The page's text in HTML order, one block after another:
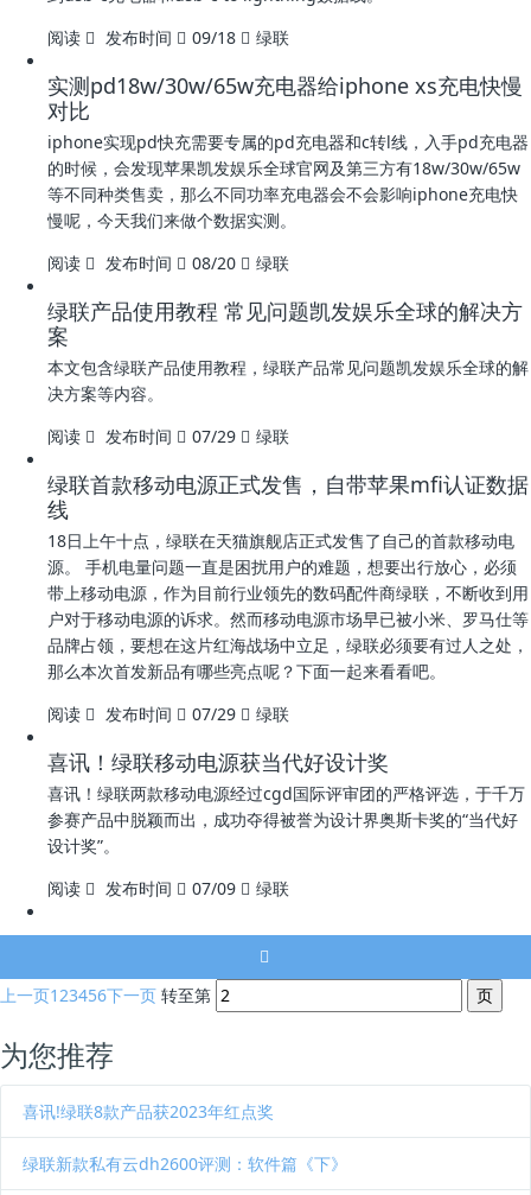
阅读
发布时间 09/18 绿联
实测pd18w/30w/65w充电器给iphone xs充电快慢
对比
iphone实现pd快充需要专属的pd充电器和c转l线，入手pd充电器
的时候，会发现苹果凯发娱乐全球官网及第三方有18w/30w/65w
等不同种类售卖，那么不同功率充电器会不会影响iphone充电快
慢呢，今天我们来做个数据实测。
阅读
发布时间 08/20 绿联
绿联产品使用教程 常见问题凯发娱乐全球的解决方
案
本文包含绿联产品使用教程，绿联产品常见问题凯发娱乐全球的解
决方案等内容。
阅读
发布时间 07/29 绿联
绿联首款移动电源正式发售，自带苹果mfi认证数据
线
18日上午十点，绿联在天猫旗舰店正式发售了自己的首款移动电
源。 手机电量问题一直是困扰用户的难题，想要出行放心，必须
带上移动电源，作为目前行业领先的数码配件商绿联，不断收到用
户对于移动电源的诉求。然而移动电源市场早已被小米、罗马仕等
品牌占领，要想在这片红海战场中立足，绿联必须要有过人之处，
那么本次首发新品有哪些亮点呢？下面一起来看看吧。
阅读
发布时间 07/29 绿联
喜讯！绿联移动电源获当代好设计奖
喜讯！绿联两款移动电源经过cgd国际评审团的严格评选，于千万
参赛产品中脱颖而出，成功夺得被誉为设计界奥斯卡奖的“当代好
设计奖”。
阅读
发布时间 07/09 绿联
上一页123456下一页 转至第
为您推荐
喜讯!绿联8款产品获2023年红点奖
绿联新款私有云dh2600评测：软件篇《下》